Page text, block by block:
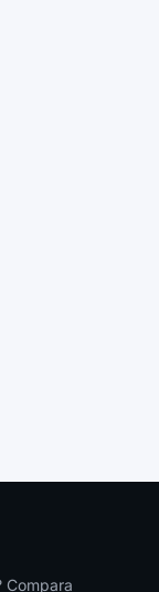
Compara